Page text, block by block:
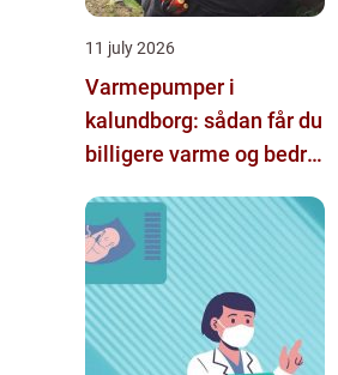
11 july 2026
Varmepumper i
kalundborg: sådan får du
billigere varme og bedre